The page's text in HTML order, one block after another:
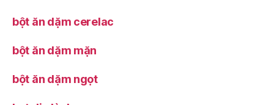
bột ăn dặm cerelac
bột ăn dặm mặn
bột ăn dặm ngọt